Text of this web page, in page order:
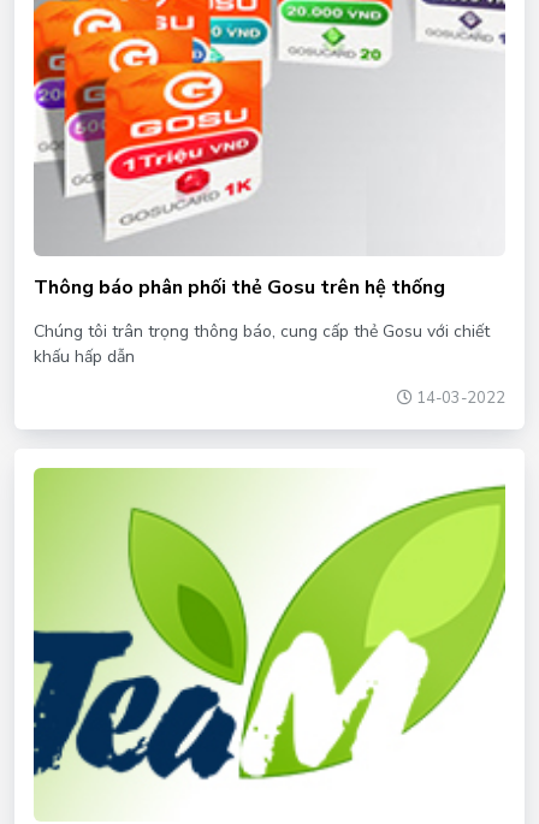
Thông báo phân phối thẻ Gosu trên hệ thống
Chúng tôi trân trọng thông báo, cung cấp thẻ Gosu với chiết
khấu hấp dẫn
14-03-2022